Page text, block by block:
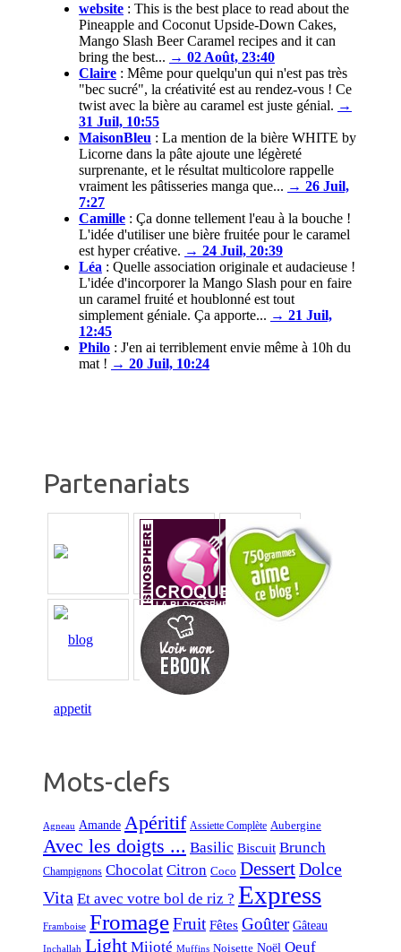
website : This is the best place to read about the
Pineapple and Coconut Upside-Down Cakes,
Mango Slash Beer Caramel recipes and it can
bring the best... → 02 Août, 23:40
Claire : Même pour quelqu'un qui n'est pas très
"bec sucré", la créativité est au rendez-vous ! Ce
twist avec la bière au caramel est juste génial. →
31 Juil, 10:55
MaisonBleu : La mention de la bière WHITE by
Licorne dans la pâte ajoute une légèreté
surprenante, et le résultat multicolore rappelle
vraiment les pâtisseries manga que... → 26 Juil,
7:27
Camille : Ça donne tellement l'eau à la bouche !
L'idée d'utiliser une bière fruitée pour le caramel
est hyper créative. → 24 Juil, 20:39
Léa : Quelle association originale et audacieuse !
L'idée d'incorporer la Mango Slash pour en faire
un caramel fruité et houblonné est tout
simplement géniale. Ça apporte... → 21 Juil,
12:45
Philo : J'en ai terriblement envie même à 10h du
mat ! → 20 Juil, 10:24
Partenariats
Mots-clefs
Agneau Amande Apéritif Assiette Complète Aubergine
Avec les doigts ... Basilic Biscuit Brunch
Champignons Chocolat Citron Coco DessertDolce
Vita Et avec votre bol de riz ? Express
Framboise FromageFruit Fêtes Goûter Gâteau
Inchallah Light Mijoté Muffins Noisette Noël Oeuf